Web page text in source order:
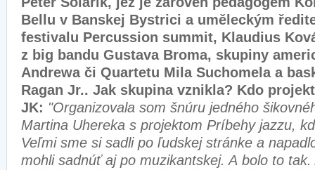
Bellu v Banskej Bystrici a uměleckým
festivalu Percussion summit, Klaudius
z big bandu Gustava Broma, skupiny
Andrewa či Quartetu Mila Suchomela a
Ragan Jr.. Jak skupina vznikla? Kdo
JK: "Organizovala som šnúru jedného
Martina Uhereka s projektom Príbehy jazzu,
Veľmi sme si sadli po ľudskej stránke a
mohli sadnúť aj po muzikantskej. A bolo to